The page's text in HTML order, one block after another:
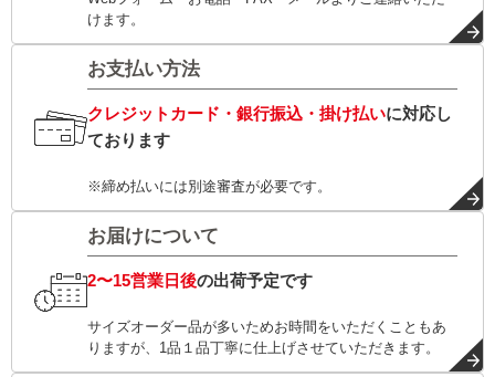
けます。
お支払い方法
クレジットカード・銀行振込・掛け払いに対応し
ております
※締め払いには別途審査が必要です。
お届けについて
2〜15営業日後の出荷予定です
サイズオーダー品が多いためお時間をいただくこともあ
りますが、1品１品丁寧に仕上げさせていただきます。